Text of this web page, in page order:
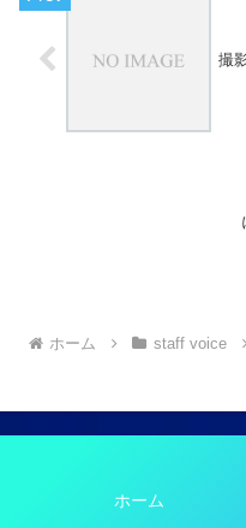
撮
ホーム staff voice
ホーム